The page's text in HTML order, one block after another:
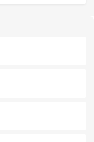
しめる外せないスポット